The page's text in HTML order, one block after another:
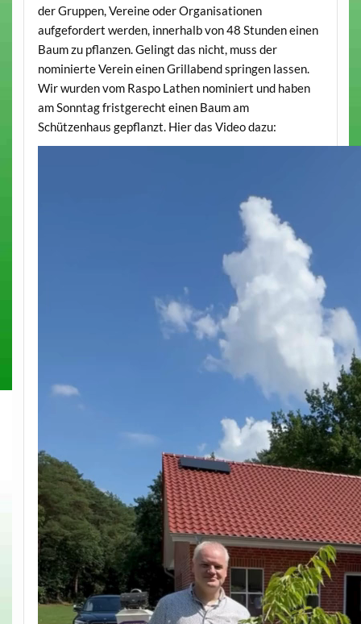
der Gruppen, Vereine oder Organisationen
aufgefordert werden, innerhalb von 48 Stunden einen
Baum zu pflanzen. Gelingt das nicht, muss der
nominierte Verein einen Grillabend springen lassen.
Wir wurden vom Raspo Lathen nominiert und haben
am Sonntag fristgerecht einen Baum am
Schützenhaus gepflanzt. Hier das Video dazu: